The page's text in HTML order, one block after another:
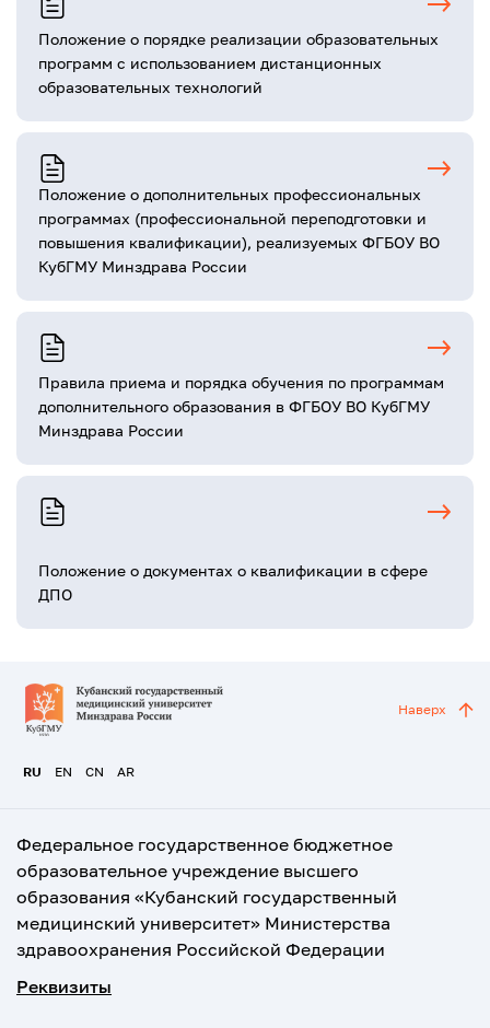
Положение о порядке реализации образовательных
программ с использованием дистанционных
образовательных технологий
Положение о дополнительных профессиональных
программах (профессиональной переподготовки и
повышения квалификации), реализуемых ФГБОУ ВО
КубГМУ Минздрава России
Правила приема и порядка обучения по программам
дополнительного образования в ФГБОУ ВО КубГМУ
Минздрава России
Положение о документах о квалификации в сфере
ДПО
RU EN CN AR
Наверх
Федеральное государственное бюджетное
образовательное учреждение высшего
образования «Кубанский государственный
медицинский университет» Министерства
здравоохранения Российской Федерации
Реквизиты